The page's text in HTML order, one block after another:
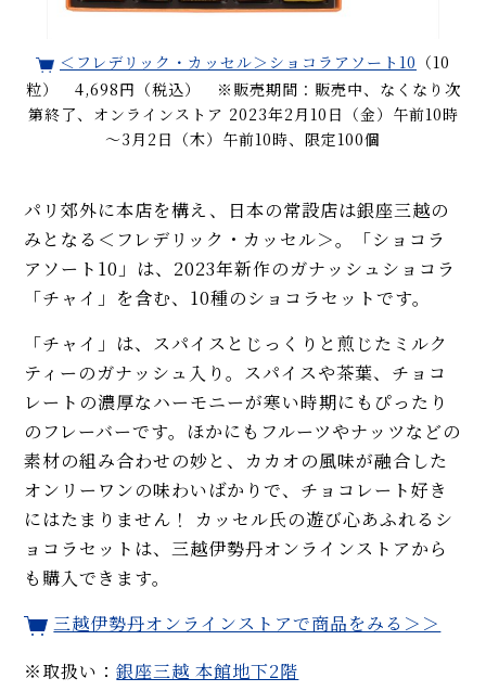
＜フレデリック・カッセル＞ショコラアソート10 （10
粒） 4,698円（税込） ※販売期間：販売中、なくなり次
第終了、オンラインストア 2023年2月10日（金）午前10時
～3月2日（木）午前10時、限定100個
パリ郊外に本店を構え、日本の常設店は銀座三越の
みとなる＜フレデリック・カッセル＞。「ショコラ
アソート10」は、2023年新作のガナッシュショコラ
「チャイ」を含む、10種のショコラセットです。
「チャイ」は、スパイスとじっくりと煎じたミルク
ティーのガナッシュ入り。スパイスや茶葉、チョコ
レートの濃厚なハーモニーが寒い時期にもぴったり
のフレーバーです。ほかにもフルーツやナッツなどの
素材の組み合わせの妙と、カカオの風味が融合した
オンリーワンの味わいばかりで、チョコレート好き
にはたまりません！ カッセル氏の遊び心あふれるシ
ョコラセットは、三越伊勢丹オンラインストアから
も購入できます。
三越伊勢丹オンラインストアで商品をみる＞＞
※取扱い：銀座三越 本館地下2階